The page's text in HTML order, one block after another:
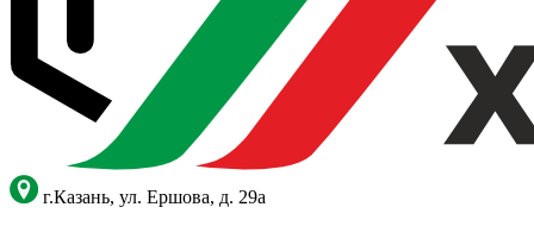
г.Казань, ул. Ершова, д. 29а